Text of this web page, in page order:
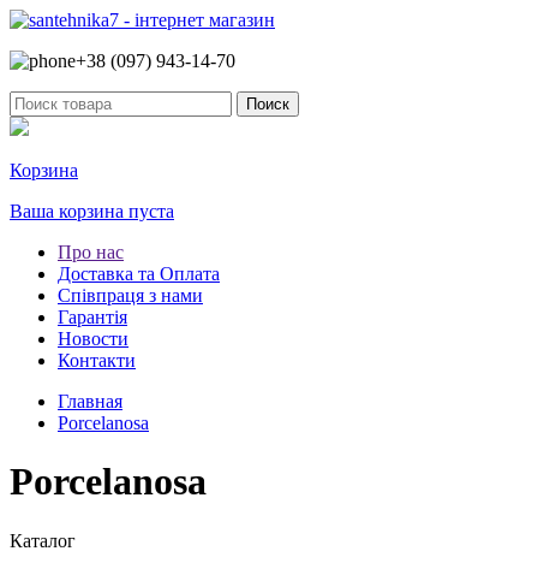
+38 (097) 943-14-70
Корзина
Ваша корзина пуста
Про нас
Доставка та Оплата
Співпраця з нами
Гарантія
Новости
Контакти
Главная
Porcelanosa
Porcelanosa
Каталог